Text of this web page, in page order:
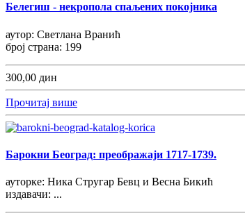
Белегиш - некропола спаљених покојника
аутор: Светлана Вранић
број страна: 199
300,00 дин
Прочитај више
Барокни Београд: преображаји 1717-1739.
ауторке: Ника Стругар Бевц и Весна Бикић
издавачи: ...